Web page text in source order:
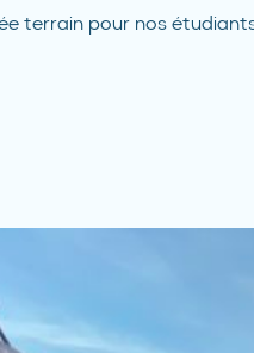
terrain pour nos